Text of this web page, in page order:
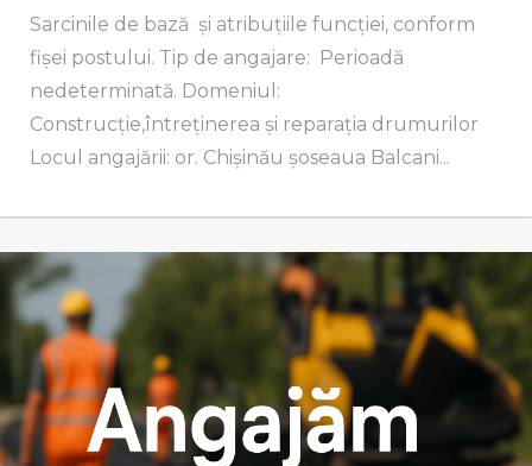
Sarcinile de bază și atribuțiile funcţiei, conform
fişei postului. Tip de angajare: Perioadă
nedeterminată. Domeniul:
Construcție,întreținerea și reparația drumurilor
Locul angajării: or. Chișinău șoseaua Balcani...